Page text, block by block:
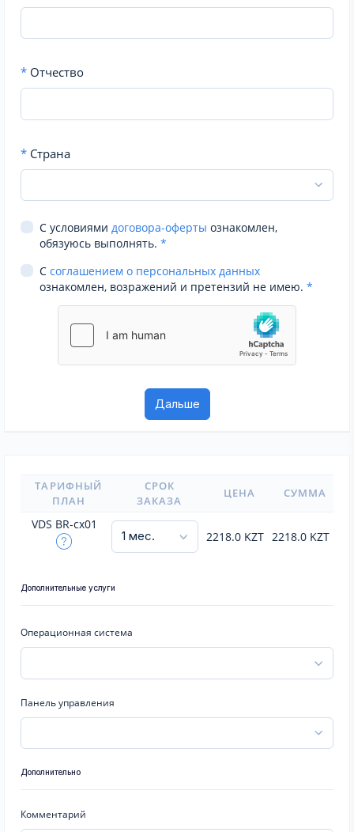
* Отчество
* Страна
С условиями договора-оферты ознакомлен,
обязуюсь выполнять. *
С соглашением о персональных данных
ознакомлен, возражений и претензий не имею. *
ТАРИФНЫЙ
ПЛАН
СРОК
ЗАКАЗА
ЦЕНА СУММА
VDS BR-cx01
2218.0 KZT 2218.0 KZT
Дополнительные услуги
Операционная система
Панель управления
Дополнительно
Комментарий